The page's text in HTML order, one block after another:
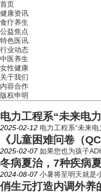
首页
健康资讯
食疗养生
公益焦点
特色医讯
行业动态
中医养生
女性健康
关于我们
内容合作
版权申明
电力工程系“未来电
2025-02-12 电力工程系“未来
《儿童困难问卷（
2025-02-07 如果您也为孩子
冬病夏治，7种疾病
2024-08-07 小暑将至明天就是
俏生元打造内调外养